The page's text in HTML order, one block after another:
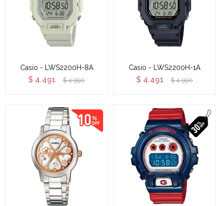
Casio - LWS2200H-8A
$ 4.491 $ 4.990
Casio - LWS2200H-1A
$ 4.491 $ 4.990